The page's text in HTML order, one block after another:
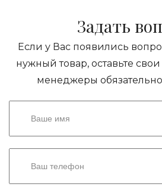
Задать
Если у Вас появились
нужный товар, оставьте
менеджеры